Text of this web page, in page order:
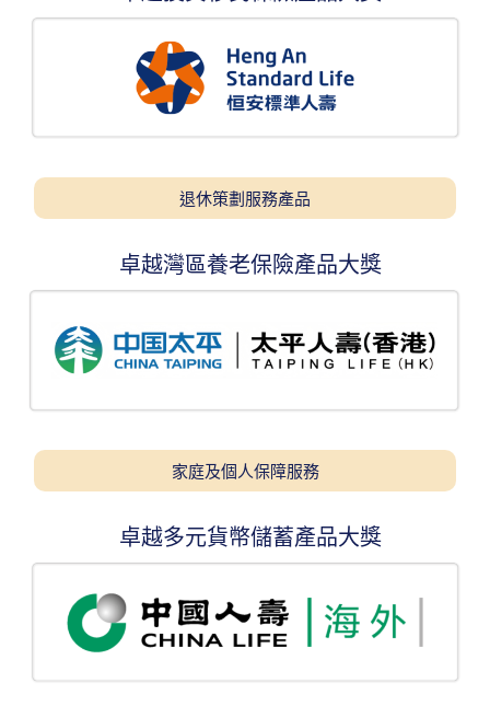
退休策劃服務產品
卓越灣區養老保險產品大獎
家庭及個人保障服務
卓越多元貨幣儲蓄產品大獎